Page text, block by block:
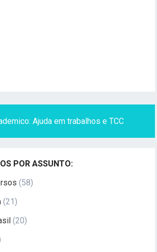
Ajuda em trabalhos e TCC
POR ASSUNTO:
(58)
(21)
(20)